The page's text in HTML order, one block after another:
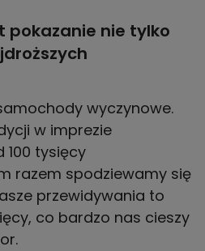
pokazanie nie tylko
wyczynowe.
w imprezie
100 tysięcy
razem spodziewamy się
przewidywania to
co bardzo nas cieszy